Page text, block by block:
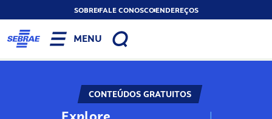
SOBREFALE CONOSCOENDEREÇOS
MENU
CONTEÚDOS GRATUITOS